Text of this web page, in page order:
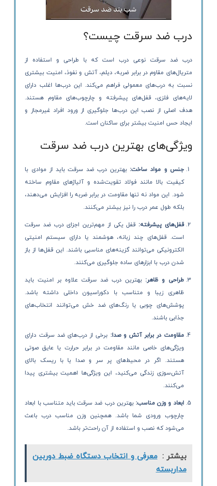
درب ضد سرقت چیست؟
درب ضد سرقت نوعی درب است که با طراحی و استفاده از
متریال‌های مقاوم در برابر ضربه، دیلم، آتش و نفوذ، امنیت بیشتری
نسبت به درب‌های معمولی فراهم می‌کند. این درب‌ها اغلب دارای
لایه‌های فلزی، قفل‌های پیشرفته و چارچوب‌های مقاوم هستند.
هدف اصلی از نصب این درب‌ها جلوگیری از ورود افراد غیرمجاز و
ایجاد حس امنیت بیشتر برای ساکنان است.
ویژگی‌های بهترین درب ضد سرقت
جنس و مواد ساخت: بهترین درب ضد سرقت باید از موادی با
کیفیت بالا مانند فولاد تقویت‌شده و آلیاژهای مقاوم ساخته
شود. این مواد نه تنها مقاومت در برابر ضربه را افزایش می‌دهند،
بلکه طول عمر درب را نیز بیشتر می‌کنند.
قفل‌های پیشرفته: قفل یکی از مهم‌ترین اجزای درب ضد سرقت
است. قفل‌های چند زبانه، هوشمند یا دارای سیستم امنیتی
الکترونیکی می‌توانند گزینه‌های مناسبی باشند. این قفل‌ها از باز
شدن درب با ابزارهای ساده جلوگیری می‌کنند.
طراحی و ظاهر: بهترین درب ضد سرقت علاوه بر امنیت باید
ظاهری زیبا و متناسب با دکوراسیون داخلی داشته باشد.
پوشش‌های چوبی یا رنگ‌های ضد خش می‌توانند انتخاب‌های
جذابی باشند.
مقاومت در برابر آتش و صدا: برخی از درب‌های ضد سرقت دارای
ویژگی‌های خاصی مانند مقاومت در برابر حرارت یا عایق صوتی
هستند. اگر در محیط‌های پر سر و صدا یا با ریسک بالای
آتش‌سوزی زندگی می‌کنید، این ویژگی‌ها اهمیت بیشتری پیدا
می‌کنند.
ابعاد و وزن مناسب: بهترین درب ضد سرقت باید متناسب با ابعاد
چارچوب ورودی شما باشد. همچنین وزن مناسب درب باعث
می‌شود که نصب و استفاده از آن راحت‌تر باشد.
بیشتر : معرفی و انتخاب دستگاه ضبط دوربین
مداربسته